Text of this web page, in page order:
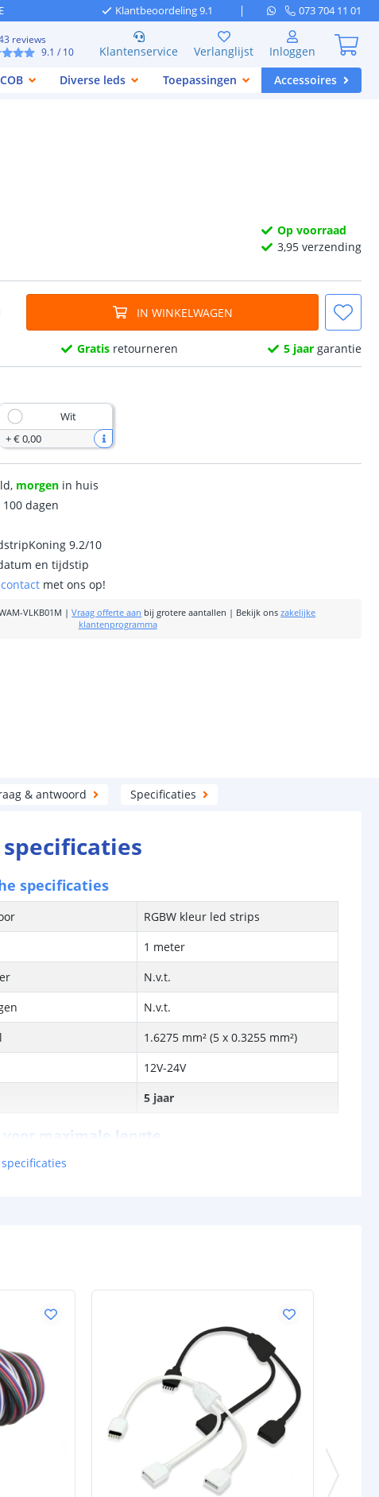
Klantbeoordeling 9.1 073 704 11 01
reviews
9.1 / 10 Klantenservice Verlanglijst
Inloggen
COB Diverse leds Toepassingen Accessoires
Op voorraad
3,95 verzending
IN WINKELWAGEN
Gratis retourneren 5 jaargarantie
Wit
+€ 0,00
morgen in huis
dagen
9.2/10
en tijdstip
contact met ons op!
VLKB01M |Vraag offerte aan bij grotere aantallen | Bekijk ons zakelijke
klantenprogramma
& antwoord Specificaties
specificaties
RGBW kleur led strips
1 meter
N.v.t.
N.v.t.
1.6275 mm² (5 x 0.3255 mm²)
12V-24V
5 jaar
maximale lengte